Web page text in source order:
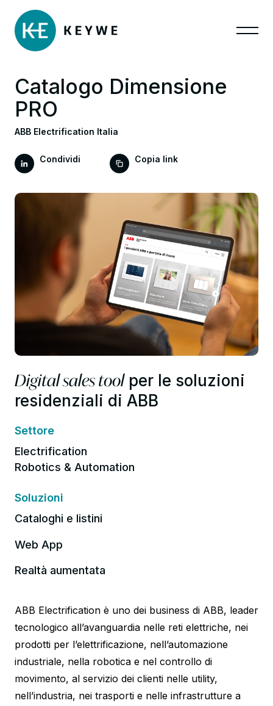
Catalogo Dimensione
PRO
ABB Electrification Italia
Condividi Copia link
Digital sales toolper le soluzioni
residenziali di ABB
Settore
Electrification
Robotics & Automation
Soluzioni
Cataloghi e listini
Web App
Realtà aumentata
ABB Electrification è uno dei business di ABB, leader
tecnologico all’avanguardia nelle reti elettriche, nei
prodotti per l’elettrificazione, nell’automazione
industriale, nella robotica e nel controllo di
movimento, al servizio dei clienti nelle utility,
nell’industria, nei trasporti e nelle infrastrutture a